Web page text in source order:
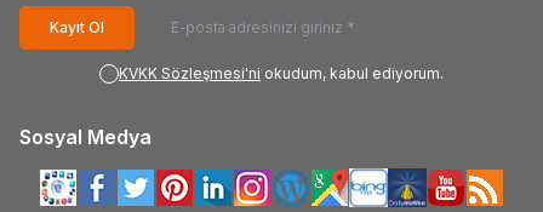
Kayıt Ol
KVKK Sözleşmesi'ni okudum, kabul ediyorum.
Sosyal Medya